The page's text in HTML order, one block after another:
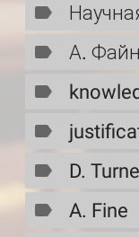
А. Файн
D.
A. Fine